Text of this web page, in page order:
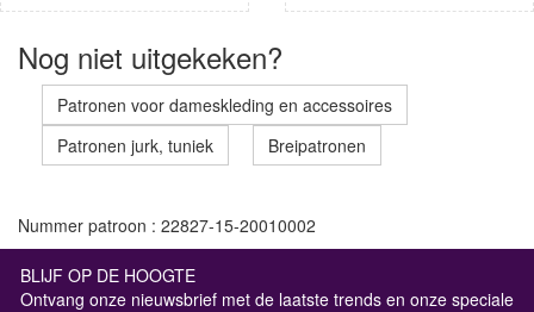
Nog niet uitgekeken?
Patronen voor dameskleding en accessoires
Patronen jurk, tuniek
Breipatronen
Nummer patroon : 22827-15-20010002
BLIJF OP DE HOOGTE
Ontvang onze nieuwsbrief met de laatste trends en onze speciale